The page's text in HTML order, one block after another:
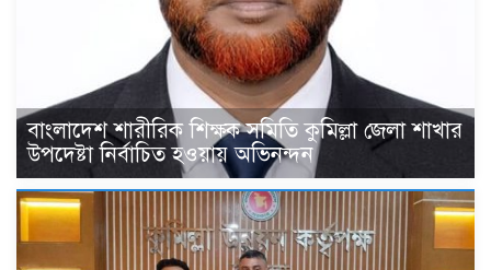
বাংলাদেশ শারীরিক শিক্ষক সমিতি কুমিল্লা জেলা শাখার
উপদেষ্টা নির্বাচিত হওয়ায় অভিনন্দন